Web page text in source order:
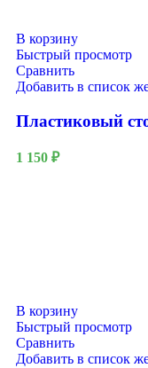
В корзину
Быстрый просмотр
Сравнить
Добавить в список
Пластиковый
1 150 ₽
В корзину
Быстрый просмотр
Сравнить
Добавить в список